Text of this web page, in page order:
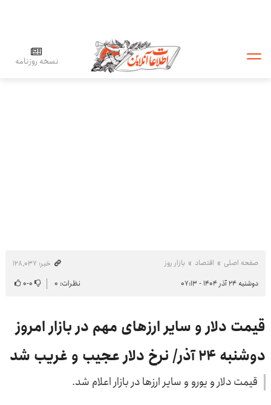
نسخه روزنامه
صفحه اصلی اقتصاد بازار روز
خبر: ۱۲۸٬۰۳۷
دوشنبه ۲۴ آذر ۱۴۰۴ - ۰۷:۱۳
نظرات: ۰ ۰-۰
قیمت دلار و سایر ارزهای مهم در بازار امروز
دوشنبه ۲۴ آذر/ نرخ دلار عجیب و غریب شد
قیمت دلار و یورو و سایر ارزها در بازار اعلام شد.